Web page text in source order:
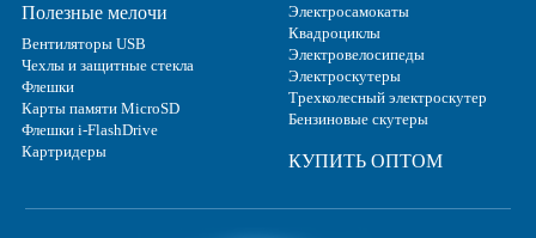
Полезные мелочи
Вентиляторы USB
Чехлы и защитные стекла
Флешки
Карты памяти MicroSD
Флешки i-FlashDrive
Картридеры
Электросамокаты
Квадроциклы
Электровелосипеды
Электроскутеры
Трехколесный электроскутер
Бензиновые скутеры
КУПИТЬ ОПТОМ